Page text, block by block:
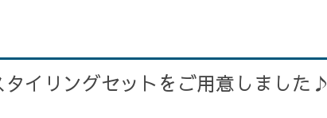
イリングセットをご用意しました♪